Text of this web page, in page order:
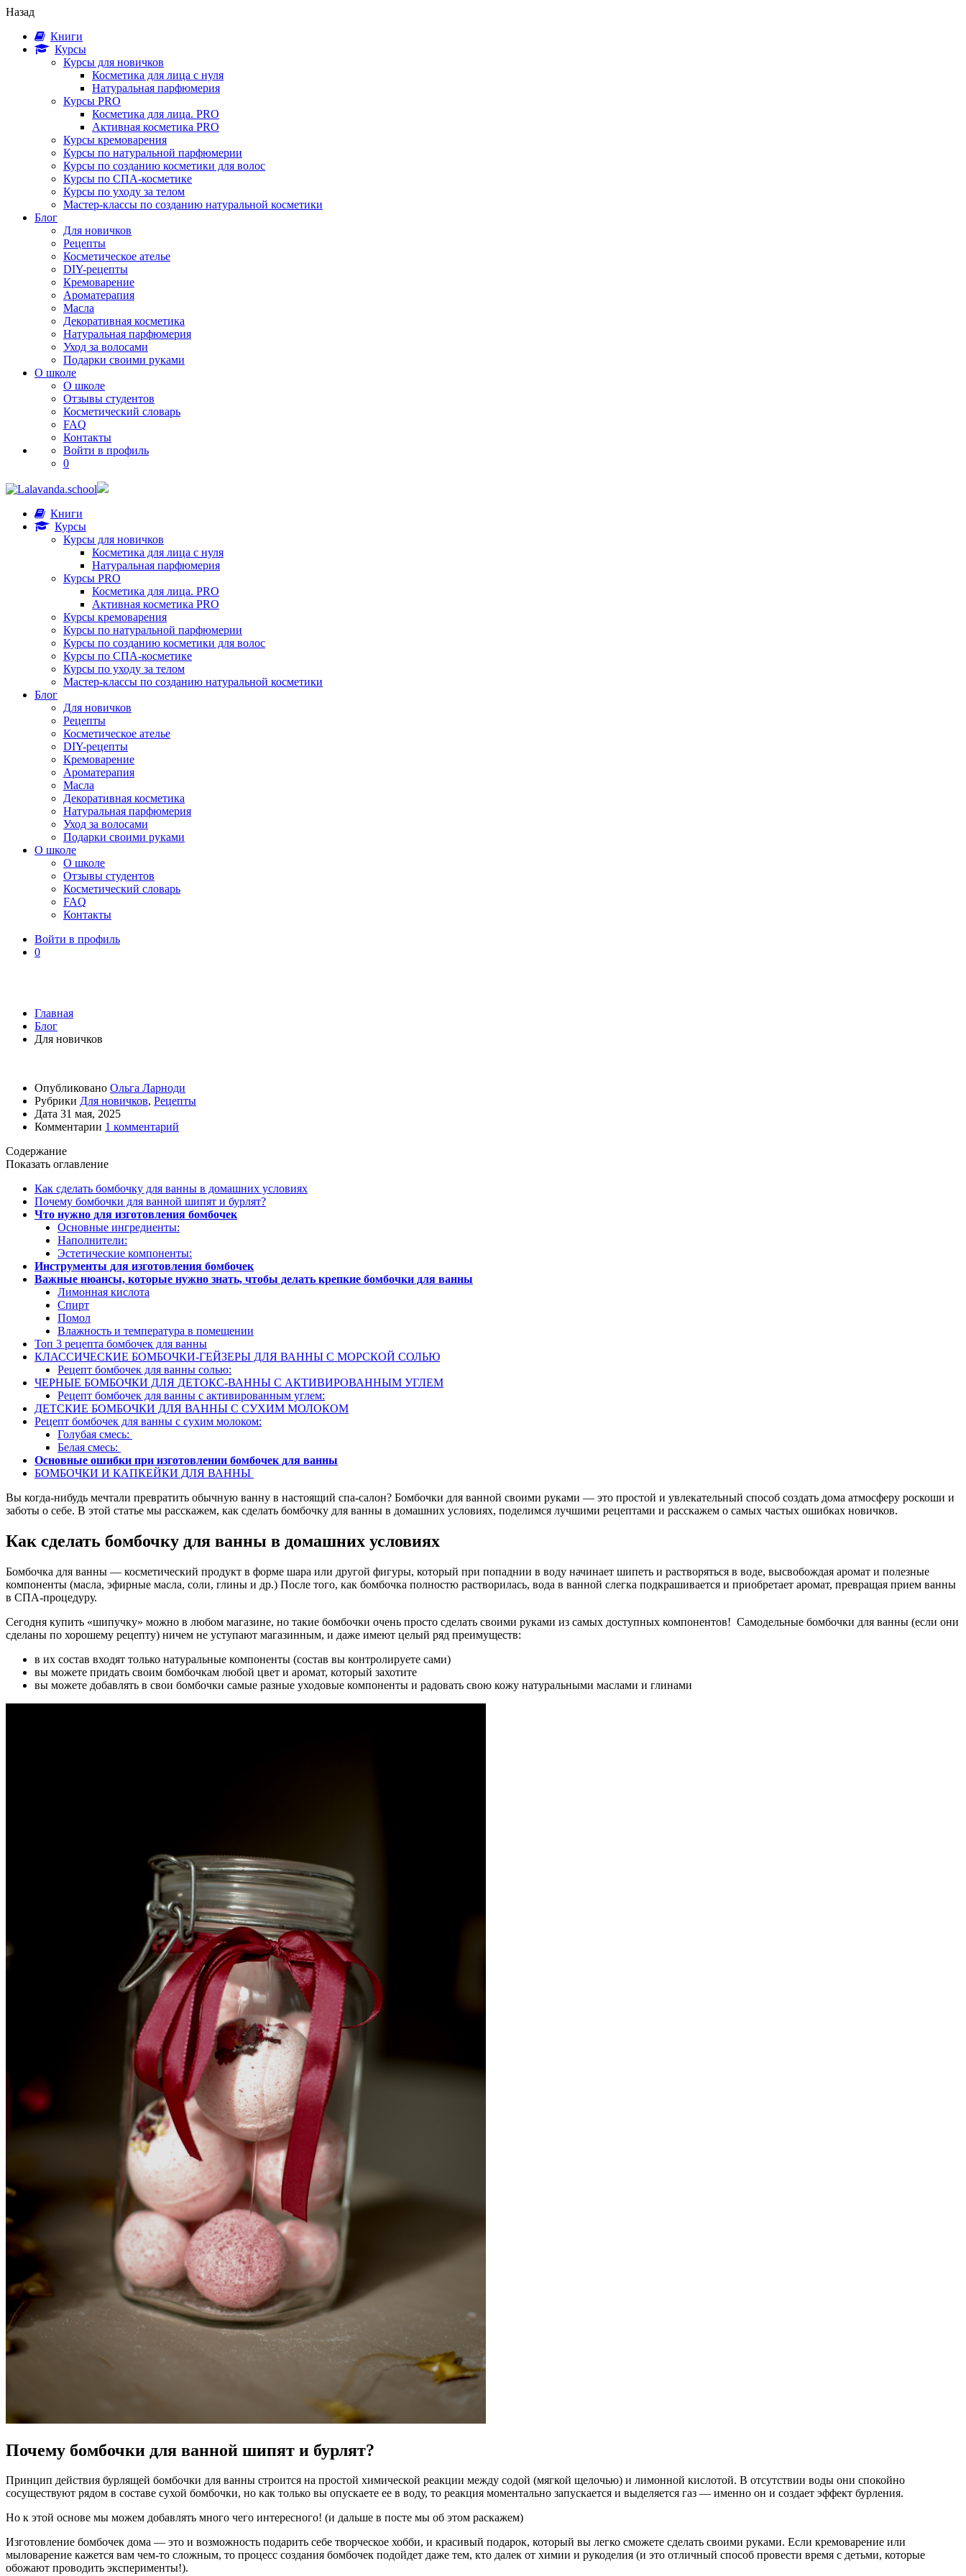
Назад
Книги
Курсы
Курсы для новичков
Косметика для лица с нуля
Натуральная парфюмерия
Курсы PRO
Косметика для лица. PRO
Активная косметика PRO
Курсы кремоварения
Курсы по натуральной парфюмерии
Курсы по созданию косметики для волос
Курсы по СПА-косметике
Курсы по уходу за телом
Мастер-классы по созданию натуральной косметики
Блог
Для новичков
Рецепты
Косметическое ателье
DIY-рецепты
Кремоварение
Ароматерапия
Масла
Декоративная косметика
Натуральная парфюмерия
Уход за волосами
Подарки своими руками
О школе
О школе
Отзывы студентов
Косметический словарь
FAQ
Контакты
Войти в профиль
0
Книги
Курсы
Курсы для новичков
Косметика для лица с нуля
Натуральная парфюмерия
Курсы PRO
Косметика для лица. PRO
Активная косметика PRO
Курсы кремоварения
Курсы по натуральной парфюмерии
Курсы по созданию косметики для волос
Курсы по СПА-косметике
Курсы по уходу за телом
Мастер-классы по созданию натуральной косметики
Блог
Для новичков
Рецепты
Косметическое ателье
DIY-рецепты
Кремоварение
Ароматерапия
Масла
Декоративная косметика
Натуральная парфюмерия
Уход за волосами
Подарки своими руками
О школе
О школе
Отзывы студентов
Косметический словарь
FAQ
Контакты
Войти в профиль
0
Главная
Блог
Для новичков
Опубликовано Ольга Ларноди
Рубрики Для новичков, Рецепты
Дата 31 мая, 2025
Комментарии 1 комментарий
Содержание
Показать оглавление
Как сделать бомбочку для ванны в домашних условиях
Почему бомбочки для ванной шипят и бурлят?
Что нужно для изготовления бомбочек
Основные ингредиенты:
Наполнители:
Эстетические компоненты:
Инструменты для изготовления бомбочек
Важные нюансы, которые нужно знать, чтобы делать крепкие бомбочки для ванны
Лимонная кислота
Спирт
Помол
Влажность и температура в помещении
Топ 3 рецепта бомбочек для ванны
КЛАССИЧЕСКИЕ БОМБОЧКИ-ГЕЙЗЕРЫ ДЛЯ ВАННЫ С МОРСКОЙ СОЛЬЮ
Рецепт бомбочек для ванны солью:
ЧЕРНЫЕ БОМБОЧКИ ДЛЯ ДЕТОКС-ВАННЫ С АКТИВИРОВАННЫМ УГЛЕМ
Рецепт бомбочек для ванны с активированным углем:
ДЕТСКИЕ БОМБОЧКИ ДЛЯ ВАННЫ С СУХИМ МОЛОКОМ
Рецепт бомбочек для ванны с сухим молоком:
Голубая смесь:
Белая смесь:
Основные ошибки при изготовлении бомбочек для ванны
БОМБОЧКИ И КАПКЕЙКИ ДЛЯ ВАННЫ
Вы когда-нибудь мечтали превратить обычную ванну в настоящий спа-салон? Бомбочки для ванной своими руками — это простой и увлекательный способ создать дома атмосферу роскоши и
заботы о себе. В этой статье мы расскажем, как сделать бомбочку для ванны в домашних условиях, поделимся лучшими рецептами и расскажем о самых частых ошибках новичков.
Как сделать бомбочку для ванны в домашних условиях
Бомбочка для ванны — косметический продукт в форме шара или другой фигуры, который при попаднии в воду начинает шипеть и растворяться в воде, высвобождая аромат и полезные
компоненты (масла, эфирные масла, соли, глины и др.) После того, как бомбочка полностю растворилась, вода в ванной слегка подкрашивается и приобретает аромат, превращая прием ванны
в СПА-процедуру.
Сегодня купить «шипучку» можно в любом магазине, но такие бомбочки очень просто сделать своими руками из самых доступных компонентов! Самодельные бомбочки для ванны (если они
сделаны по хорошему рецепту) ничем не уступают магазинным, и даже имеют целый ряд преимуществ:
в их состав входят только натуральные компоненты (состав вы контролируете сами)
вы можете придать своим бомбочкам любой цвет и аромат, который захотите
вы можете добавлять в свои бомбочки самые разные уходовые компоненты и радовать свою кожу натуральными маслами и глинами
Почему бомбочки для ванной шипят и бурлят?
Принцип действия бурлящей бомбочки для ванны строится на простой химической реакции между содой (мягкой щелочью) и лимонной кислотой. В отсутствии воды они спокойно
сосуществуют рядом в составе сухой бомбочки, но как только вы опускаете ее в воду, то реакция моментально запускается и выделяется газ — именно он и создает эффект бурления.
Но к этой основе мы можем добавлять много чего интересного! (и дальше в посте мы об этом раскажем)
Изготовление бомбочек дома — это и возможность подарить себе творческое хобби, и красивый подарок, который вы легко сможете сделать своими руками. Если кремоварение или
мыловарение кажется вам чем-то сложным, то процесс создания бомбочек подойдет даже тем, кто далек от химии и рукоделия (и это отличный способ провести время с детьми, которые
обожают проводить эксперименты!).